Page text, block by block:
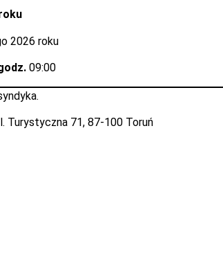
2026 roku
09:00
Turystyczna 71, 87-100 Toruń